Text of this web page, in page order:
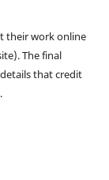
their work online
The final
that credit